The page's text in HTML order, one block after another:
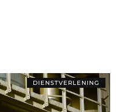
DIENSTVERLENING